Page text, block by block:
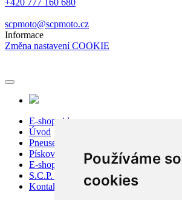
Používáme
cookies
scpmoto@scpmoto.cz
Informace
Změna nastavení COOKIE
E-shop sidecar
Úvod
Pneuservis
Pískování
E-shop
S.C.P. Moto
Kontakty